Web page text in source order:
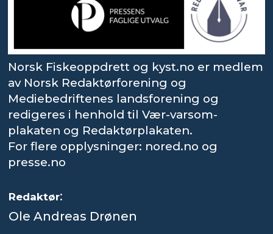
Norsk Fiskeoppdrett og kyst.no er medlem
av Norsk Redaktørforening og
Mediebedriftenes landsforening og
redigeres i henhold til Vær-varsom-
plakaten og Redaktørplakaten.
For flere opplysninger: nored.no og
presse.no
Redaktør:
Ole Andreas Drønen